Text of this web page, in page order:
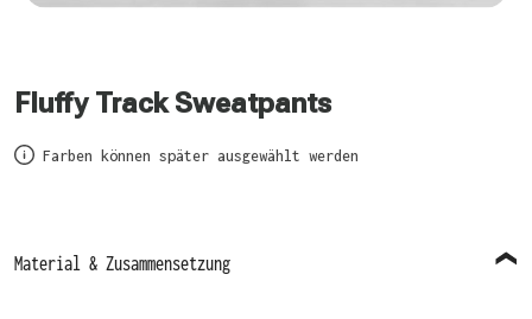
Fluffy Track Sweatpants
Farben können später ausgewählt werden
Material & Zusammensetzung